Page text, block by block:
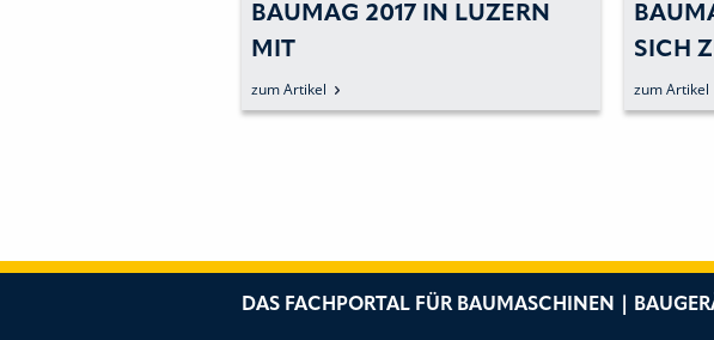
BAUMAG 2017 IN LUZERN
MIT
REKORDBESUCHERZAHL
zum Artikel
SICH
zum Artikel
DAS FACHPORTAL FÜR BAUMASCHINEN |